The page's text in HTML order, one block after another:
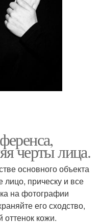
черты лица.
основного объекта
лицо, прическу и все
на фотографии
его сходство,
кожи.